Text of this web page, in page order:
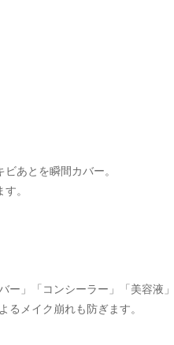
あとを瞬間カバー。
。
ー」「コンシーラー」「美容液」
メイク崩れも防ぎます。